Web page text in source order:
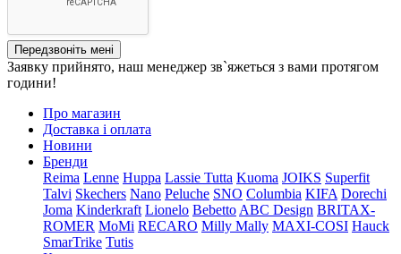
Передзвоніть мені
Заявку прийнято, наш менеджер зв`яжеться з вами протягом
години!
Про магазин
Доставка і оплата
Новини
Бренди
Reima Lenne Huppa Lassie Tutta Kuoma JOIKS Superfit
Talvi Skechers Nano Peluche SNO Columbia KIFA Dorechi
Joma Kinderkraft Lionelo Bebetto ABC Design BRITAX-
ROMER MoMi RECARO Milly Mally MAXI-COSI Hauck
SmarTrike Tutis